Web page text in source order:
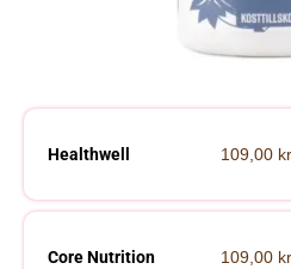
Healthwell 109,00
Core Nutrition 109,00